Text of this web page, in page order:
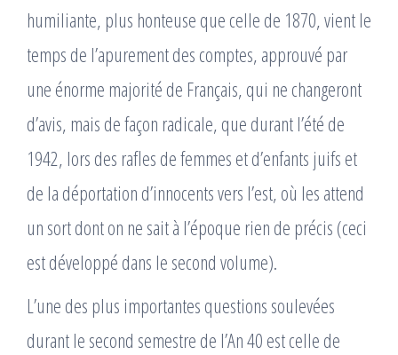
humiliante, plus honteuse que celle de 1870, vient le
temps de l’apurement des comptes, approuvé par
une énorme majorité de Français, qui ne changeront
d’avis, mais de façon radicale, que durant l’été de
1942, lors des rafles de femmes et d’enfants juifs et
de la déportation d’innocents vers l’est, où les attend
un sort dont on ne sait à l’époque rien de précis (ceci
est développé dans le second volume).
L’une des plus importantes questions soulevées
durant le second semestre de l’An 40 est celle de